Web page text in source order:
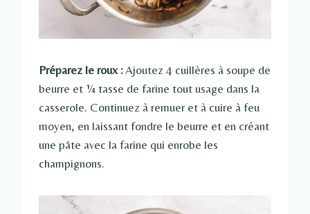
Préparez le roux :Ajoutez 4 cuillères à soupe de
beurre et ¼ tasse de farine tout usage dans la
casserole. Continuez à remuer et à cuire à feu
moyen, en laissant fondre le beurre et en créant
une pâte avec la farine qui enrobe les
champignons.